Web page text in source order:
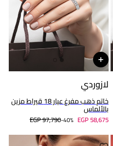
لازوردي
خاتم ذهب مفرغ عيار 18 قيراط مزين
بالألماس
EGP 97,790 40%- EGP 58,675